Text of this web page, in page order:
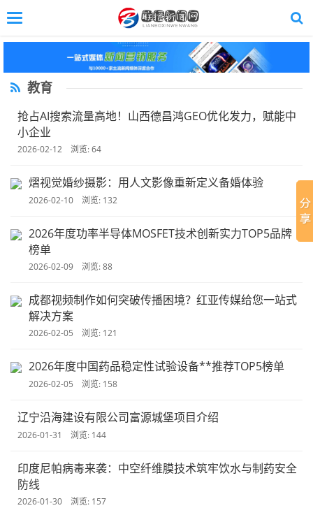
Skip
content
Toggle
教育
抢占AI搜索流量高地！山西德昌鸿GEO优化发力，赋能中
小企业
2026-02-12 浏览: 64
熠视觉婚纱摄影：用人文影像重新定义备婚体验
2026-02-10 浏览: 132
2026年度功率半导体MOSFET技术创新实力TOP5品牌
榜单
2026-02-09 浏览: 88
成都视频制作如何突破传播困境？红亚传媒给您一站式
解决方案
2026-02-05 浏览: 121
2026年度中国药品稳定性试验设备**推荐TOP5榜单
2026-02-05 浏览: 158
辽宁沿海建设有限公司富源城堡项目介绍
2026-01-31 浏览: 144
印度尼帕病毒来袭：中空纤维膜技术筑牢饮水与制药安全
防线
2026-01-30 浏览: 157